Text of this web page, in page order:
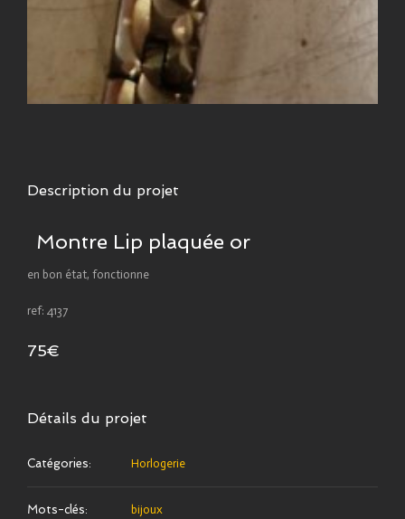
Description du projet
Montre Lip plaquée or
en bon état, fonctionne
ref: 4137
75€
Détails du projet
Catégories: Horlogerie
Mots-clés:
bijoux